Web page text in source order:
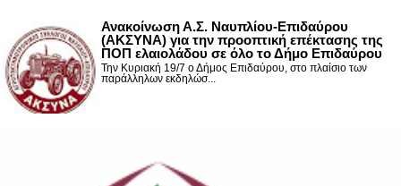
Ανακοίνωση Α.Σ. Ναυπλίου-Επιδαύρου
(ΑΚΣΥΝΑ) για την προοπτική επέκτασης της
ΠΟΠ ελαιολάδου σε όλο το Δήμο Επιδαύρου
Την Κυριακή 19/7 ο Δήμος Επιδαύρου, στο πλαίσιο των
παράλληλων εκδηλώσ...